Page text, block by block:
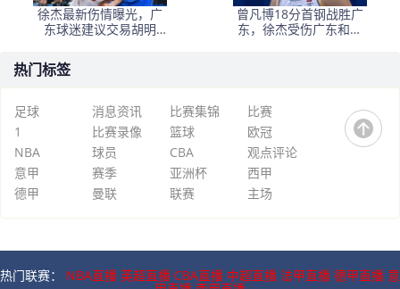
徐杰最新伤情曝光，广
东球迷建议交易胡明
卫，江苏与爱德华兹解
曾凡博18分首钢战胜广
东，徐杰受伤广东和中
热门标签
足球 消息资讯 比赛集锦
比赛
1
比赛录像 篮球
欧冠
NBA
球员 CBA
观点评论
意甲
赛季 亚洲杯
西甲
德甲
曼联 联赛 主场
热门联赛： NBA直播 英超直播 CBA直播 中超直播 法甲直播 德甲直播 意